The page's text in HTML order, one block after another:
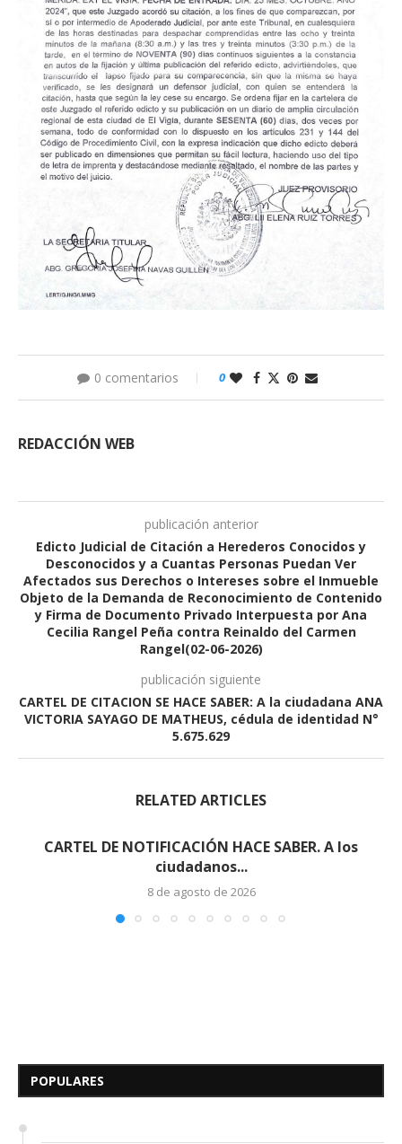
0 comentarios 0
REDACCIÓN WEB
publicación anterior
Edicto Judicial de Citación a Herederos Conocidos y
Desconocidos y a Cuantas Personas Puedan Ver
Afectados sus Derechos o Intereses sobre el Inmueble
Objeto de la Demanda de Reconocimiento de Contenido
y Firma de Documento Privado Interpuesta por Ana
Cecilia Rangel Peña contra Reinaldo del Carmen
Rangel(02-06-2026)
publicación siguiente
CARTEL DE CITACION SE HACE SABER: A la ciudadana ANA
VICTORIA SAYAGO DE MATHEUS, cédula de identidad N°
5.675.629
RELATED ARTICLES
CARTEL DE NOTIFICACIÓN HACE SABER. A los
ciudadanos...
8 de agosto de 2026
POPULARESDesconocidos del...